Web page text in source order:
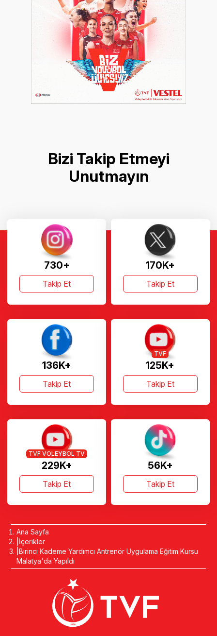
Bizi Takip Etmeyi
Unutmayın
730+
Takip Et
170K+
Takip Et
136K+
Takip Et
125K+
TVF
Takip Et
229K+
TVF VOLEYBOL TV
Takip Et
56K+
Takip Et
Ana Sayfa
İçerikler
Birinci Kademe Yardımcı Antrenör Uygulama Eğitim Kursu
Malatya'da Yapıldı